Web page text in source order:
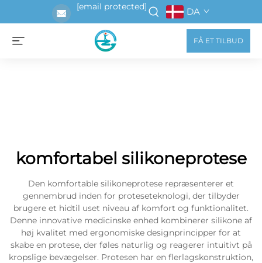
[email protected] DA
FÅ ET TILBUD
komfortabel silikoneprotese
Den komfortable silikoneprotese repræsenterer et
gennembrud inden for proteseteknologi, der tilbyder
brugere et hidtil uset niveau af komfort og funktionalitet.
Denne innovative medicinske enhed kombinerer silikone af
høj kvalitet med ergonomiske designprincipper for at
skabe en protese, der føles naturlig og reagerer intuitivt på
kropslige bevægelser. Protesen har en flerlagskonstruktion,